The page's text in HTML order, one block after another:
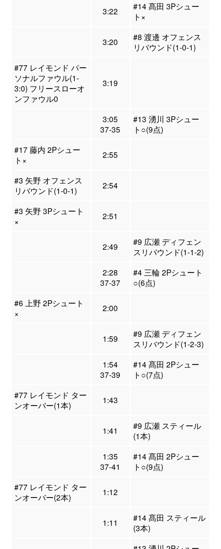
3:22
#14 髙田 3Pシュー
ト×
3:20
#8 渡邊 オフェンス
リバウンド(1-0-1)
#77 レイモンド パー
ソナルファウル(1-
3:0) フリースローオ
ンファウル0
3:19
3:05
37-35
#13 湧川 3Pシュー
ト○(9点)
#17 藤内 2Pシュー
ト×
2:55
#3 矢野 オフェンス
リバウンド(1-0-1)
2:54
#3 矢野 3Pシュート
×
2:51
2:49
#9 広瀬 ディフェン
スリバウンド(1-1-2)
2:28
37-37
#4 三輪 2Pシュート
○(6点)
#6 上野 2Pシュート
×
2:00
1:59
#9 広瀬 ディフェン
スリバウンド(1-2-3)
1:54
37-39
#14 髙田 2Pシュー
ト○(7点)
#77 レイモンド ター
ンオーバー(1本)
1:43
1:41
#9 広瀬 スティール
(1本)
1:35
37-41
#14 髙田 2Pシュー
ト○(9点)
#77 レイモンド ター
ンオーバー(2本)
1:12
1:11
#14 髙田 スティール
(3本)